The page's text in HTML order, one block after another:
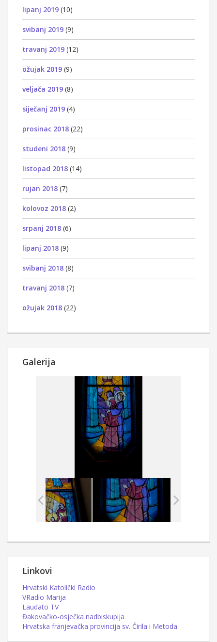
lipanj 2019 (10)
svibanj 2019 (9)
travanj 2019 (12)
ožujak 2019 (9)
veljača 2019 (8)
siječanj 2019 (4)
prosinac 2018 (22)
studeni 2018 (9)
listopad 2018 (14)
rujan 2018 (7)
kolovoz 2018 (2)
srpanj 2018 (6)
lipanj 2018 (9)
svibanj 2018 (8)
travanj 2018 (7)
ožujak 2018 (22)
Galerija
Linkovi
Hrvatski Katolički Radio
VRadio Marija
Laudato TV
Đakovačko-osječka nadbiskupija
Hrvatska franjevačka provincija sv. Čirila i Metoda